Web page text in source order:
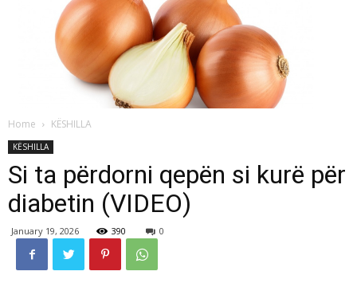
Home KËSHILLA
KËSHILLA
Si ta përdorni qepën si kurë për
diabetin (VIDEO)
January 19, 2026 390 0